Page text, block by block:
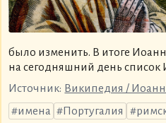
было изменить. В итоге
на сегодняшний день список
Источник: Википедия /
имена
Португалия